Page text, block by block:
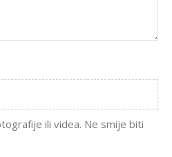
ili videa. Ne smije biti